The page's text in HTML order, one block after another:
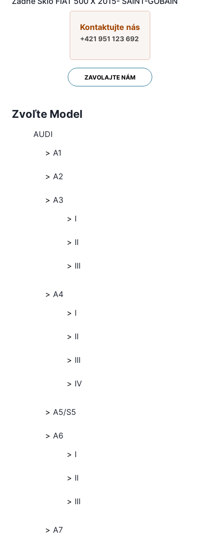
Kontaktujte nás
+421 951 123 692
ZAVOLAJTE NÁM
Zvoľte Model
AUDI
A1
A2
A3
I
II
III
A4
I
II
III
IV
A5/S5
A6
I
II
III
A7